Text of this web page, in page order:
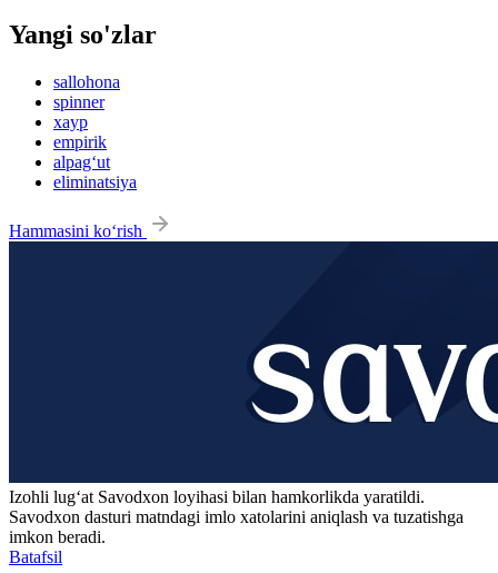
Yangi so'zlar
sallohona
spinner
xayp
empirik
alpag‘ut
eliminatsiya
Hammasini ko‘rish
Izohli lugʻat Savodxon loyihasi bilan hamkorlikda yaratildi.
Savodxon dasturi matndagi imlo xatolarini aniqlash va tuzatishga
imkon beradi.
Batafsil